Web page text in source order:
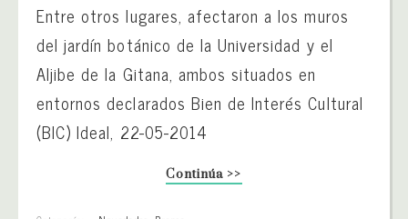
Entre otros lugares, afectaron a los muros
del jardín botánico de la Universidad y el
Aljibe de la Gitana, ambos situados en
entornos declarados Bien de Interés Cultural
(BIC) Ideal, 22-05-2014
Continúa >>